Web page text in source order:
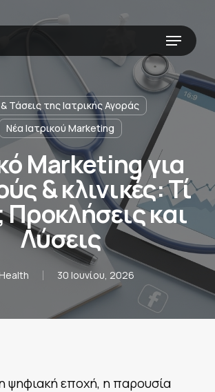
Menu
Τάσεις της Ιατρικής Αγοράς
Νέα Ιατρικού Marketing
Marketing για
& κλινικές: Τί
Προκλήσεις και
Λύσεις
30 Ιουνίου, 2026
ψηφιακή εποχή, η παρουσία